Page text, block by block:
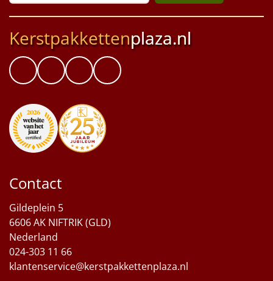
Kerstpakkettenplaza.nl
Contact
Gildeplein 5
6606 AK NIFTRIK (GLD)
Nederland
024-303 11 66
klantenservice@kerstpakkettenplaza.nl